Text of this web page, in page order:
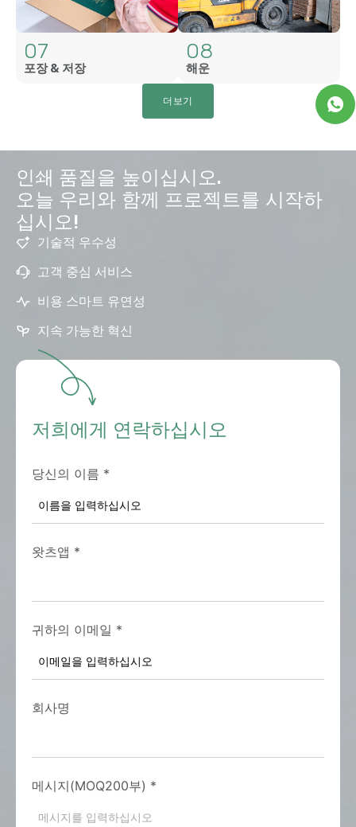
07
포장 & 저장
08
해운
더보기
인쇄 품질을 높이십시오.
오늘 우리와 함께 프로젝트를 시작하
십시오!
기술적 우수성
고객 중심 서비스
비용 스마트 유연성
지속 가능한 혁신
저희에게 연락하십시오
당신의 이름 *
왓츠앱 *
귀하의 이메일 *
회사명
메시지(MOQ200부) *